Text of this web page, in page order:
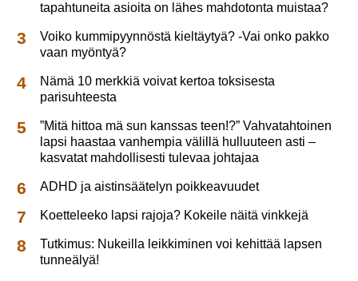
tapahtuneita asioita on lähes mahdotonta muistaa?
Voiko kummipyynnöstä kieltäytyä? -Vai onko pakko
vaan myöntyä?
Nämä 10 merkkiä voivat kertoa toksisesta
parisuhteesta
”Mitä hittoa mä sun kanssas teen!?” Vahvatahtoinen
lapsi haastaa vanhempia välillä hulluuteen asti –
kasvatat mahdollisesti tulevaa johtajaa
ADHD ja aistinsäätelyn poikkeavuudet
Koetteleeko lapsi rajoja? Kokeile näitä vinkkejä
Tutkimus: Nukeilla leikkiminen voi kehittää lapsen
tunneälyä!